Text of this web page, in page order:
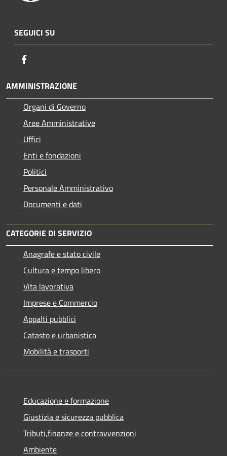
SEGUICI SU
AMMINISTRAZIONE
Organi di Governo
Aree Amministrative
Uffici
Enti e fondazioni
Politici
Personale Amministrativo
Documenti e dati
CATEGORIE DI SERVIZIO
Anagrafe e stato civile
Cultura e tempo libero
Vita lavorativa
Imprese e Commercio
Appalti pubblici
Catasto e urbanistica
Mobilità e trasporti
Educazione e formazione
Giustizia e sicurezza pubblica
Tributi,finanze e contravvenzioni
Ambiente